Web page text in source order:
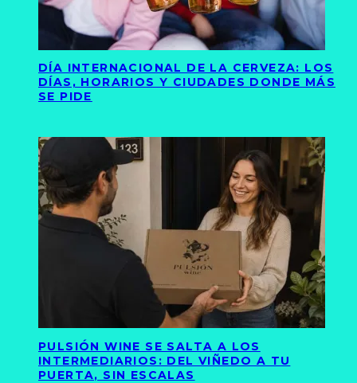
DÍA INTERNACIONAL DE LA CERVEZA: LOS
DÍAS, HORARIOS Y CIUDADES DONDE MÁS
SE PIDE
PULSIÓN WINE SE SALTA A LOS
INTERMEDIARIOS: DEL VIÑEDO A TU
PUERTA, SIN ESCALAS